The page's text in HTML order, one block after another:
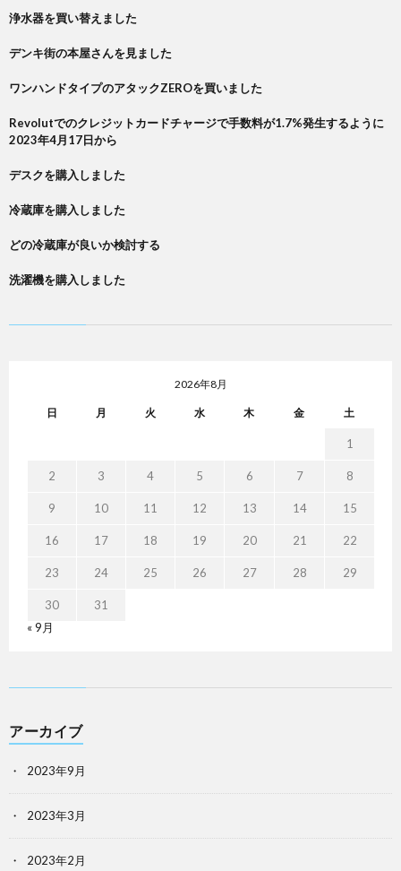
浄水器を買い替えました
デンキ街の本屋さんを見ました
ワンハンドタイプのアタックZEROを買いました
Revolutでのクレジットカードチャージで手数料が1.7%発生するように
2023年4月17日から
デスクを購入しました
冷蔵庫を購入しました
どの冷蔵庫が良いか検討する
洗濯機を購入しました
2026年8月
日 月 火 水 木 金 土
1
2 3 4 5 6 7 8
9 10 11 12 13 14 15
16 17 18 19 20 21 22
23 24 25 26 27 28 29
30
31
« 9月
アーカイブ
2023年9月
2023年3月
2023年2月